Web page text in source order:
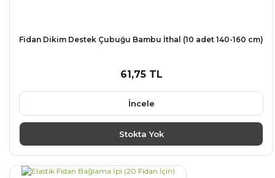
Fidan Dikim Destek Çubuğu Bambu İthal (10 adet 140-160 cm)
61,75 TL
İncele
Stokta Yok